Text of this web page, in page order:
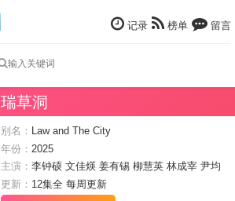
记录 榜单 留言
瑞草洞
别名： Law and The City
年份： 2025
主演： 李钟硕 文佳煐 姜有锡 柳慧英 林成宰 尹均
相 金度勋
更新： 12集全 每周更新